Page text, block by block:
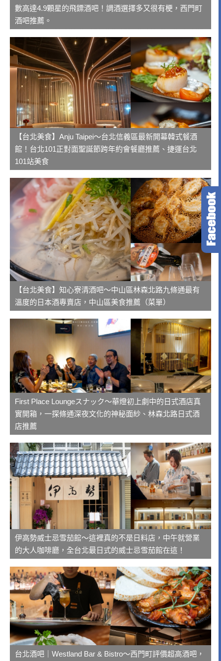
數高達4.9顆星的飛鏢酒吧！調酒選擇多又很有梗，西門町
酒吧推薦。
【台北美食】Anju Taipei～台北信義區最新開幕韓式餐酒
館！台北101正對面聖誕節跨年約會餐廳推薦、捷運台北
101站美食
【台北美食】知心寮清酒吧～中山區林森北路九條通最有
溫度的日本酒專賣店，中山區美食推薦（菜單）
First Place Loungeスナック～華燈初上劇中的日式酒店真
實開箱，一探條通深夜文化的神秘面紗、林森北路日式酒
店推薦
伊高勢威士忌雪茄館～這裡真的不是日料店，中午就營業
的大人咖啡廳，全台北最日式的威士忌雪茄館在這！
台北酒吧｜Westland Bar & Bistro～西門町評價超高酒吧，